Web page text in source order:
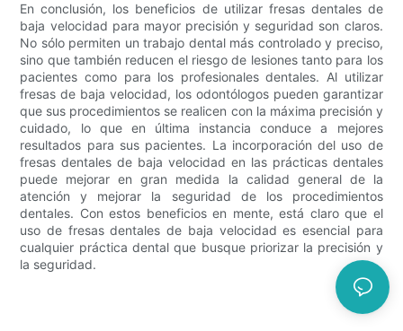
En conclusión, los beneficios de utilizar fresas dentales de
baja velocidad para mayor precisión y seguridad son claros.
No sólo permiten un trabajo dental más controlado y preciso,
sino que también reducen el riesgo de lesiones tanto para los
pacientes como para los profesionales dentales. Al utilizar
fresas de baja velocidad, los odontólogos pueden garantizar
que sus procedimientos se realicen con la máxima precisión y
cuidado, lo que en última instancia conduce a mejores
resultados para sus pacientes. La incorporación del uso de
fresas dentales de baja velocidad en las prácticas dentales
puede mejorar en gran medida la calidad general de la
atención y mejorar la seguridad de los procedimientos
dentales. Con estos beneficios en mente, está claro que el
uso de fresas dentales de baja velocidad es esencial para
cualquier práctica dental que busque priorizar la precisión y
la seguridad.